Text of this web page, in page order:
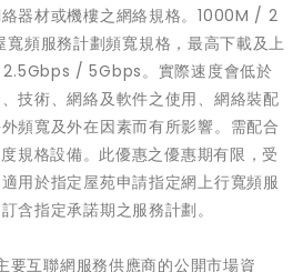
器材或機樓之網絡規格。1000M / 2
頻服務計劃頻寬規格，最高下載及上
/ 5Gbps。實際速度會低於
技術、網絡及軟件之使用、網絡裝配
頻寬及外在因素而有所影響。需配合
格設備。此優惠之優惠期有限，受
用於指定屋苑申請指定網上行寬頻服
含指定承諾期之服務計劃。
互聯網服務供應商的公開市場資